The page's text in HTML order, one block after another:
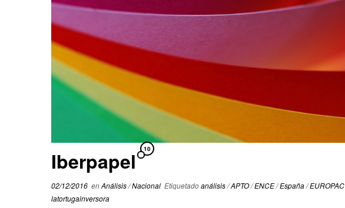
Iberpapel 10
02/12/2016 enAnálisis/Nacional Etiquetadoanálisis/APTO/ENCE/España/EUROPAC
latortugainversora